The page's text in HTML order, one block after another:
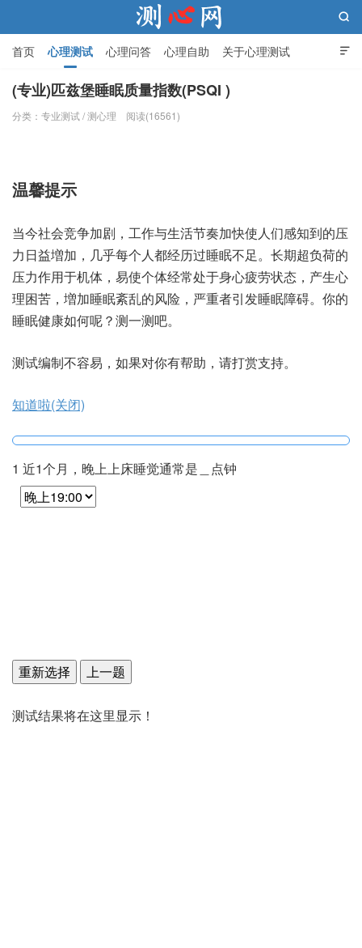

首页 心理测试 心理问答 心理自助 关于心理测试

(专业)匹兹堡睡眠质量指数(PSQI )
分类： 专业测试 /测心理 阅读(16561)
温馨提示
当今社会竞争加剧，工作与生活节奏加快使人们感知到的压
力日益増加，几乎每个人都经历过睡眠不足。长期超负荷的
压力作用于机体，易使个体经常处于身心疲劳状态，产生心
理困苦，増加睡眠紊乱的风险，严重者引发睡眠障碍。你的
睡眠健康如何呢？测一测吧。
测试编制不容易，如果对你有帮助，请打赏支持。
知道啦(关闭)
测试结果将在这里显示！
1 近1个月，晚上上床睡觉通常是＿点钟
2 近1个月，从上床到入睡通常需要＿分钟
小于15分钟
3 近1个月，通常早上＿点起床
4 近1个月，每夜通常实际睡眠＿小时（不等于卧床时间）
5 近1个月，因下列情况影响睡眠而烦恼：a 人睡困难(30分
钟内不能人睡)
5 近1个月，因下列情况影响睡眠而烦恼：b 夜间易醒或早
醒
5 近1个月，因下列情况影响睡眠而烦恼：c 夜间去厕所
无
5 近1个月，因下列情况影响睡眠而烦恼：d 呼吸不畅
无
5 近1个月，因下列情况影响睡眠而烦恼：e 咳嗽或鼾声高
无
5 近1个月，因下列情况影响睡眠而烦恼：f 感觉冷
无
5 近1个月，因下列情况影响睡眠而烦恼：g 感觉热
无
5 近1个月，因下列情况影响睡眠而烦恼：h 做恶梦
无
5 近1个月，因下列情况影响睡眠而烦恼：i 疼痛不适
无
5 近1个月，因下列情况影响睡眠而烦恼：j 其他影响睡眠的
事情
6 近1个月，总的来说，您认为自己的睡眠质量
很好
7 近1个月，您用药物催眠的情况
无
8 近1个月，您常感到困倦吗？
无
9 近1个月，您做事情的精力不足吗？
没有
全部结束，请您提交！